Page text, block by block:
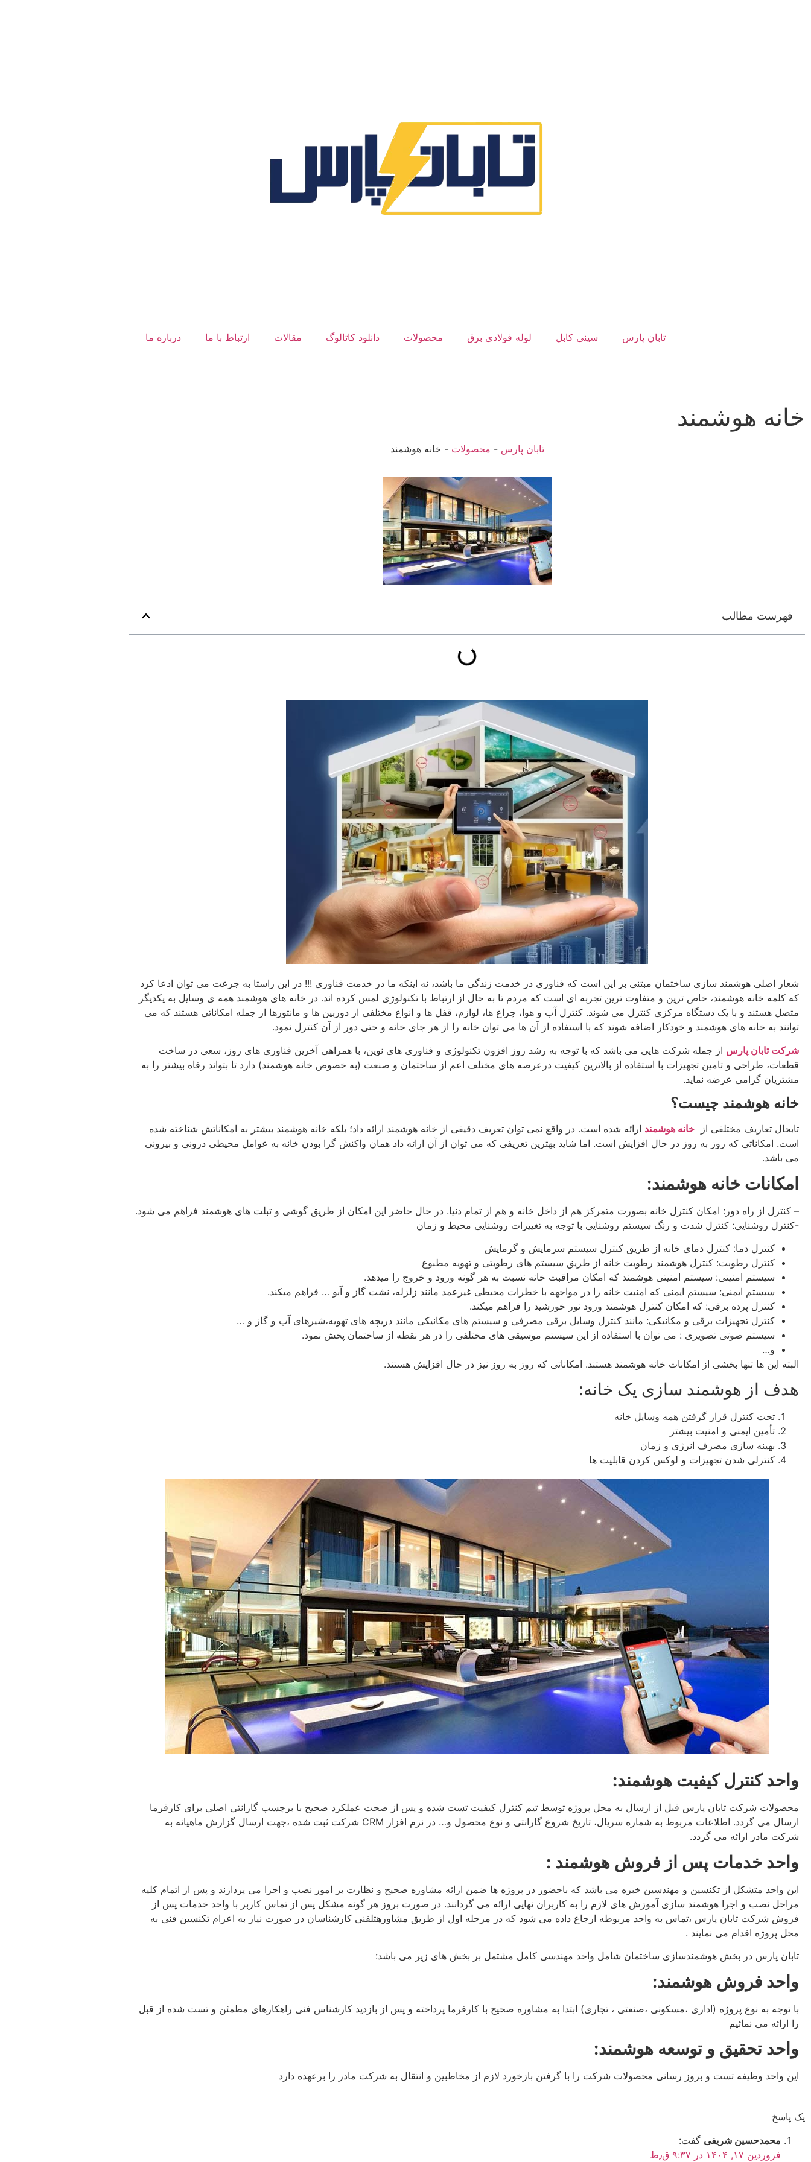
تابان پارس سینی کابل لوله فولادی برق محصولات دانلود کاتالوگ مقالات ارتباط با ما درباره ما
خانه هوشمند
تابان پارس - محصولات - خانه هوشمند
فهرست مطالب
شعار اصلی هوشمند سازی ساختمان مبتنی بر این است که فناوری در خدمت زندگی ما باشد، نه اینکه ما در خدمت فناوری !!! در این راستا به جرعت می توان ادعا کرد
که کلمه خانه هوشمند، خاص ترین و متفاوت ترین تجربه ای است که مردم تا به حال از ارتباط با تکنولوژی لمس کرده اند. در خانه های هوشمند همه ی وسایل به یکدیگر
متصل هستند و با یک دستگاه مرکزی کنترل می شوند. کنترل آب و هوا، چراغ ها، لوازم، قفل ها و انواع مختلفی از دوربین ها و مانتورها از جمله امکاناتی هستند که می
توانند به خانه های هوشمند و خودکار اضافه شوند که با استفاده از آن ها می توان خانه را از هر جای خانه و حتی دور از آن کنترل نمود.
شرکت تابان پارس از جمله شرکت هایی می باشد که با توجه به رشد روز افزون تکنولوژی و فناوری های نوین، با همراهی آخرین فناوری های روز، سعی در ساخت
قطعات، طراحی و تامین تجهیزات با استفاده از بالاترین کیفیت درعرصه های مختلف اعم از ساختمان و صنعت (به خصوص خانه هوشمند) دارد تا بتواند رفاه بیشتر را به
مشتریان گرامی عرضه نماید.
خانه هوشمند چیست؟
تابحال تعاریف مختلفی از خانه هوشمند ارائه شده است. در واقع نمی توان تعریف دقیقی از خانه هوشمند ارائه داد؛ بلکه خانه هوشمند بیشتر به امکاناتش شناخته شده
است. امکاناتی که روز به روز در حال افزایش است. اما شاید بهترین تعریفی که می توان از آن ارائه داد همان واکنش گرا بودن خانه به عوامل محیطی درونی و بیرونی
می باشد.
امکانات خانه هوشمند:
– کنترل از راه دور: امکان کنترل خانه بصورت متمرکز هم از داخل خانه و هم از تمام دنیا. در حال حاضر این امکان از طریق گوشی و تبلت های هوشمند فراهم می شود.
-کنترل روشنایی: کنترل شدت و رنگ سیستم روشنایی با توجه به تغییرات روشنایی محیط و زمان
کنترل دما: کنترل دمای خانه از طریق کنترل سیستم سرمایش و گرمایش
کنترل رطوبت: کنترل هوشمند رطوبت خانه از طریق سیستم های رطوبتی و تهویه مطبوع
سیستم امنیتی: سیستم امنیتی هوشمند که امکان مراقبت خانه نسبت به هر گونه ورود و خروج را میدهد.
سیستم ایمنی: سیستم ایمنی که امنیت خانه را در مواجهه با خطرات محیطی غیرعمد مانند زلزله، نشت گاز و آبو … فراهم میکند.
کنترل پرده برقی: که امکان کنترل هوشمند ورود نور خورشید را فراهم میکند.
کنترل تجهیزات برقی و مکانیکی: مانند کنترل وسایل برقی مصرفی و سیستم های مکانیکی مانند دریچه های تهویه،شیرهای آب و گاز و …
سیستم صوتی تصویری : می توان با استفاده از این سیستم موسیقی های مختلفی را در هر نقطه از ساختمان پخش نمود.
و…
البته این ها تنها بخشی از امکانات خانه هوشمند هستند. امکاناتی که روز به روز نیز در حال افزایش هستند.
هدف از هوشمند سازی یک خانه:
تحت کنترل قرار گرفتن همه وسایل خانه
تأمین ایمنی و امنیت بیشتر
بهینه سازی مصرف انرژی و زمان
کنترلی شدن تجهیزات و لوکس کردن قابلیت ها
واحد کنترل کیفیت هوشمند:
محصولات شرکت تابان پارس قبل از ارسال به محل پروژه توسط تیم کنترل کیفیت تست شده و پس از صحت عملکرد صحیح با برچسب گارانتی اصلی برای کارفرما
ارسال می گردد. اطلاعات مربوط به شماره سریال، تاریخ شروع گارانتی و نوع محصول و… در نرم افزار CRM شرکت ثبت شده ،جهت ارسال گزارش ماهیانه به
شرکت مادر ارائه می گردد.
واحد خدمات پس از فروش هوشمند :
این واحد متشکل از تکنسین و مهندسین خبره می باشد که باحضور در پروژه ها ضمن ارائه مشاوره صحیح و نظارت بر امور نصب و اجرا می پردازند و پس از اتمام کلیه
مراحل نصب و اجرا هوشمند سازی آموزش های لازم را به کاربران نهایی ارائه می گردانند. در صورت بروز هر گونه مشکل پس از تماس کاربر با واحد خدمات پس از
فروش شرکت تابان پارس ،تماس به واحد مربوطه ارجاع داده می شود که در مرحله اول از طریق مشاورهتلفنی کارشناسان در صورت نیاز به اعزام تکنسین فنی به
محل پروژه اقدام می نمایند .
تابان پارس در بخش هوشمندسازی ساختمان شامل واحد مهندسی کامل مشتمل بر بخش های زیر می باشد:
واحد فروش هوشمند:
با توجه به نوع پروژه (اداری ،مسکونی ،صنعتی ، تجاری) ابتدا به مشاوره صحیح با کارفرما پرداخته و پس از بازدید کارشناس فنی راهکارهای مطمئن و تست شده از قبل
را ارائه می نمائیم
واحد تحقیق و توسعه هوشمند:
این واحد وظیفه تست و بروز رسانی محصولات شرکت را با گرفتن بازخورد لازم از مخاطبین و انتقال به شرکت مادر را برعهده دارد
یک پاسخ
محمدحسین شریفی گفت:
فروردین ۱۷, ۱۴۰۴ در ۹:۳۷ ق٫ظ